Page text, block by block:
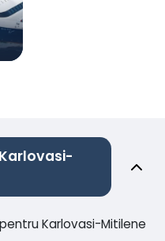
Karlovasi-Mitilene